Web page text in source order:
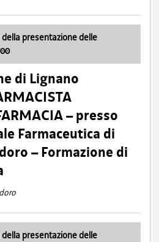
della presentazione delle
di Lignano
– presso
Farmaceutica di
– Formazione di
della presentazione delle